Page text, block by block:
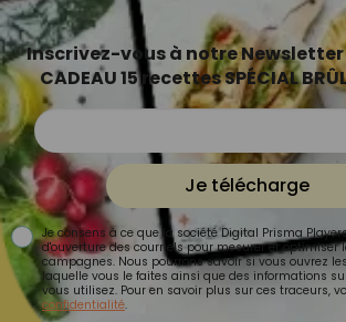
Inscrivez-vous à notre Newsletter
CADEAU 15 recettes SPÉCIAL
Je télécharge
Je consens à ce que la société Digital Prisma
d'ouverture des courriels pour mesurer et optimiser
campagnes. Nous pourrons savoir si vous ouvrez
laquelle vous le faites ainsi que des informations
vous utilisez. Pour en savoir plus sur ces traceurs,
confidentialité.